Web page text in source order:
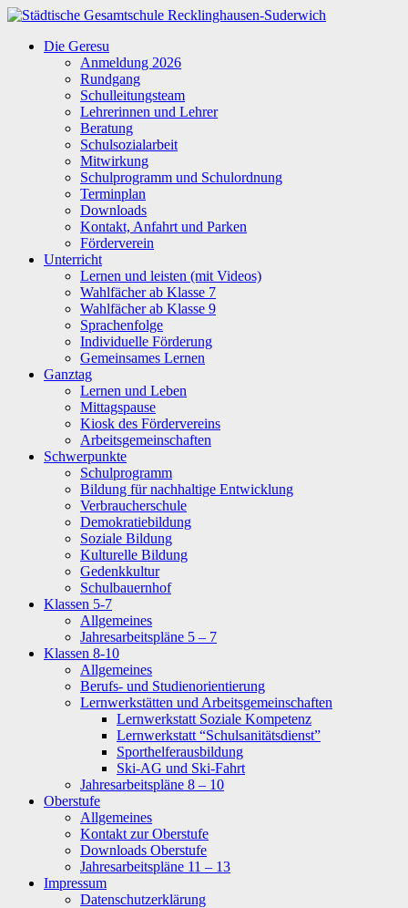
Zum
springen
Städtische
Gesamtschule
Recklinghausen-
Suderwich
Die Geresu
Anmeldung 2026
Rundgang
Schulleitungsteam
Lehrerinnen und Lehrer
Beratung
Schulsozialarbeit
Mitwirkung
Schulprogramm und Schulordnung
Terminplan
Downloads
Kontakt, Anfahrt und Parken
Förderverein
Unterricht
Lernen und leisten (mit Videos)
Wahlfächer ab Klasse 7
Wahlfächer ab Klasse 9
Sprachenfolge
Individuelle Förderung
Gemeinsames Lernen
Ganztag
Lernen und Leben
Mittagspause
Kiosk des Fördervereins
Arbeitsgemeinschaften
Schwerpunkte
Schulprogramm
Bildung für nachhaltige Entwicklung
Verbraucherschule
Demokratiebildung
Soziale Bildung
Kulturelle Bildung
Gedenkkultur
Schulbauernhof
Klassen 5-7
Allgemeines
Jahresarbeitspläne 5 – 7
Klassen 8-10
Allgemeines
Berufs- und Studienorientierung
Lernwerkstätten und Arbeitsgemeinschaften
Lernwerkstatt Soziale Kompetenz
Lernwerkstatt “Schulsanitätsdienst”
Sporthelferausbildung
Ski-AG und Ski-Fahrt
Jahresarbeitspläne 8 – 10
Oberstufe
Allgemeines
Kontakt zur Oberstufe
Downloads Oberstufe
Jahresarbeitspläne 11 – 13
Impressum
Datenschutzerklärung